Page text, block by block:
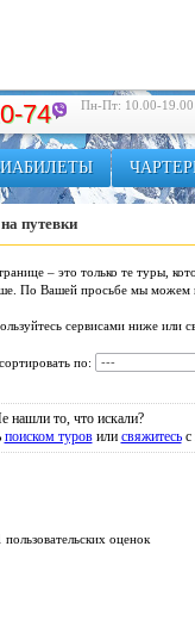
74 Пн-Пт: 10.00-
путевки
– это только те туры,
По Вашей просьбе мы можем
сервисами ниже или
по:
нашли то, что искали?
поиском туровили свяжитесьс
пользовательских оценок